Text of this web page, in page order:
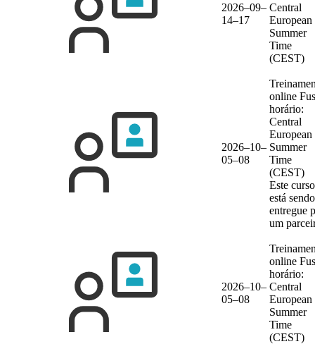
2026–09–
14–17
Central
European
Summer
Time
(CEST)
2026–10–
05–08
online
horário:
Central
European
Summer
Time
(CEST)
Este curso
está sendo
entregue
um
2026–10–
05–08
online
horário:
Central
European
Summer
Time
(CEST)